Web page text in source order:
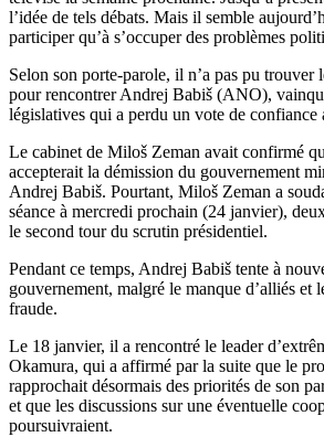
l’idée de tels débats. Mais il semble
participer qu’à s’occuper des problèmes
Selon son porte-parole, il n’a pas pu trouver
pour rencontrer Andrej Babiš (ANO),
législatives qui a perdu un vote de confiance
Le cabinet de Miloš Zeman avait confirmé
accepterait la démission du gouvernement
Andrej Babiš. Pourtant, Miloš Zeman a
séance à mercredi prochain (24 janvier),
le second tour du scrutin présidentiel.
Pendant ce temps, Andrej Babiš tente à
gouvernement, malgré le manque d’alliés et
fraude.
Le 18 janvier, il a rencontré le leader
Okamura, qui a affirmé par la suite que le
rapprochait désormais des priorités de son
et que les discussions sur une éventuelle
poursuivraient.